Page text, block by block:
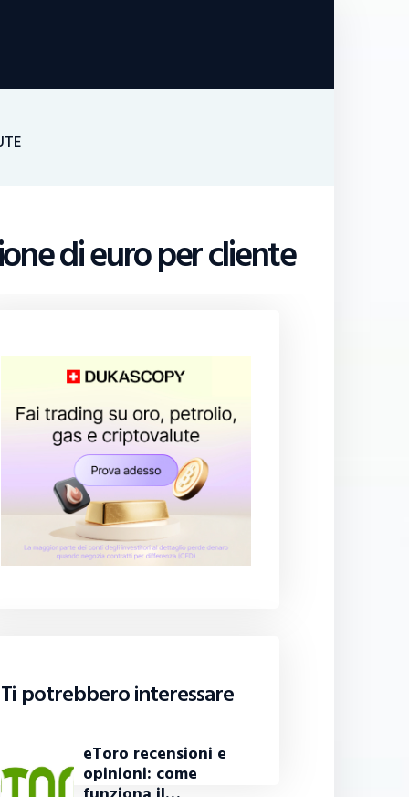
di euro per cliente
Ti potrebbero interessare
eToro recensioni e
opinioni: come